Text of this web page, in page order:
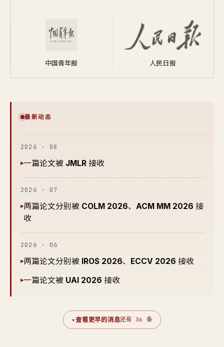
中国青年报 人民日报
最新动态
2026 · 08
▸一篇论文被 JMLR 接收
2026 · 07
▸两篇论文分别被 COLM 2026、 ACM MM 2026 接
收
2026 · 06
▸两篇论文分别被 IROS 2026、 ECCV 2026 接收
▸一篇论文被 UAI 2026 接收
▾查看更早的消息还有 36 条